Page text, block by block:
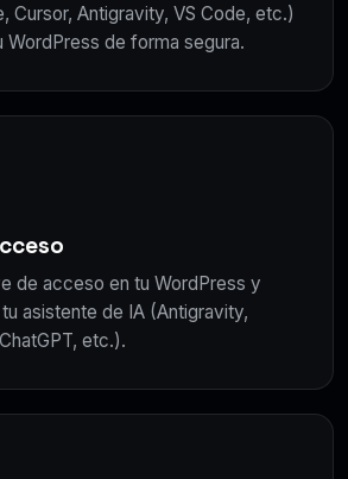
Cursor, Antigravity, VS Code, etc.)
WordPress de forma segura.
de acceso en tu WordPress y
asistente de IA (Antigravity,
etc.).